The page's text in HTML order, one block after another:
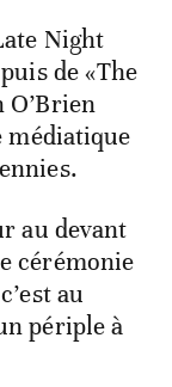
Night
de «The
O’Brien
médiatique
au devant
cérémonie
au
périple à